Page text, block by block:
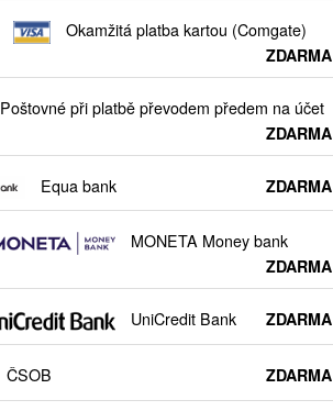
Okamžitá platba kartou (Comgate)
ZDARMA
Poštovné při platbě převodem předem na účet
ZDARMA
Equa bank ZDARMA
MONETA Money bank
ZDARMA
UniCredit Bank ZDARMA
ČSOB ZDARMA